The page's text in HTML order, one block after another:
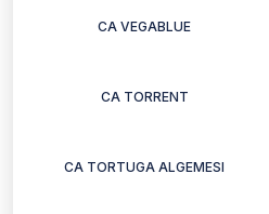
CA VEGABLUE
CA TORRENT
CA TORTUGA ALGEMESI